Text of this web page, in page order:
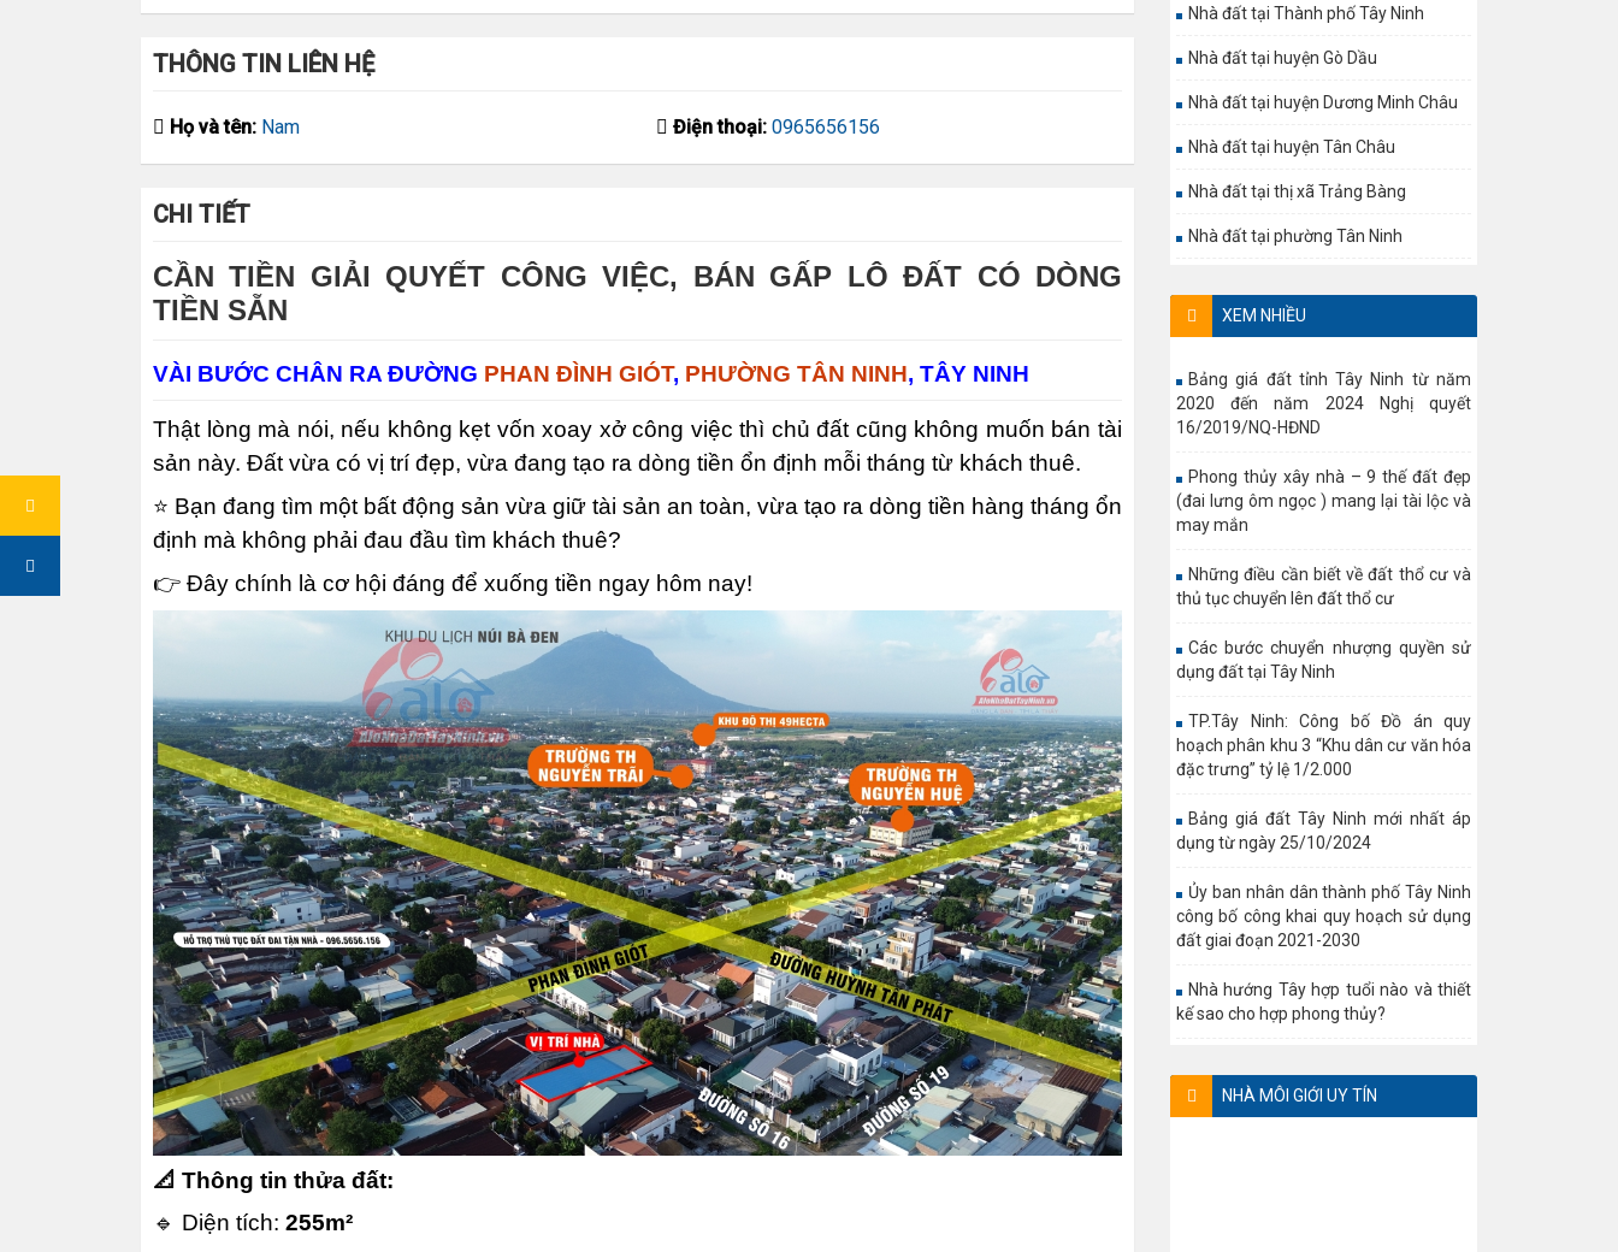
THÔNG TIN LIÊN HỆ
Họ và tên: Nam Điện thoại: 0965656156
CHI TIẾT
CẦN TIỀN GIẢI QUYẾT CÔNG VIỆC, BÁN GẤP LÔ ĐẤT CÓ DÒNG
TIỀN SẴN
VÀI BƯỚC CHÂN RA ĐƯỜNG PHAN ĐÌNH GIÓT, PHƯỜNG TÂN NINH, TÂY NINH
Thật lòng mà nói, nếu không kẹt vốn xoay xở công việc thì chủ đất cũng không muốn bán tài
sản này. Đất vừa có vị trí đẹp, vừa đang tạo ra dòng tiền ổn định mỗi tháng từ khách thuê.
⭐ Bạn đang tìm một bất động sản vừa giữ tài sản an toàn, vừa tạo ra dòng tiền hàng tháng ổn
định mà không phải đau đầu tìm khách thuê?
👉 Đây chính là cơ hội đáng để xuống tiền ngay hôm nay!
📐 Thông tin thửa đất:
🔹 Diện tích: 255m²
Nhà đất tại Thành phố Tây Ninh
Nhà đất tại huyện Gò Dầu
Nhà đất tại huyện Dương Minh Châu
Nhà đất tại huyện Tân Châu
Nhà đất tại thị xã Trảng Bàng
Nhà đất tại phường Tân Ninh
XEM NHIỀU
Bảng giá đất tỉnh Tây Ninh từ năm
2020 đến năm 2024 Nghị quyết
16/2019/NQ-HĐND
Phong thủy xây nhà – 9 thế đất đẹp
(đai lưng ôm ngọc ) mang lại tài lộc và
may mắn
Những điều cần biết về đất thổ cư và
thủ tục chuyển lên đất thổ cư
Các bước chuyển nhượng quyền sử
dụng đất tại Tây Ninh
TP.Tây Ninh: Công bố Đồ án quy
hoạch phân khu 3 “Khu dân cư văn hóa
đặc trưng” tỷ lệ 1/2.000
Bảng giá đất Tây Ninh mới nhất áp
dụng từ ngày 25/10/2024
Ủy ban nhân dân thành phố Tây Ninh
công bố công khai quy hoạch sử dụng
đất giai đoạn 2021-2030
Nhà hướng Tây hợp tuổi nào và thiết
kế sao cho hợp phong thủy?
NHÀ MÔI GIỚI UY TÍN